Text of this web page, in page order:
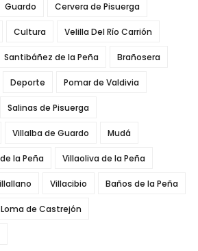
Guardo Cervera de Pisuerga
Cultura Velilla Del Río Carrión
Santibáñez de la Peña Brañosera
Deporte Pomar de Valdivia
Salinas de Pisuerga
Villalba de Guardo Mudá
la Peña Villaoliva de la Peña
Villacibio Baños de la Peña
Loma de Castrejón